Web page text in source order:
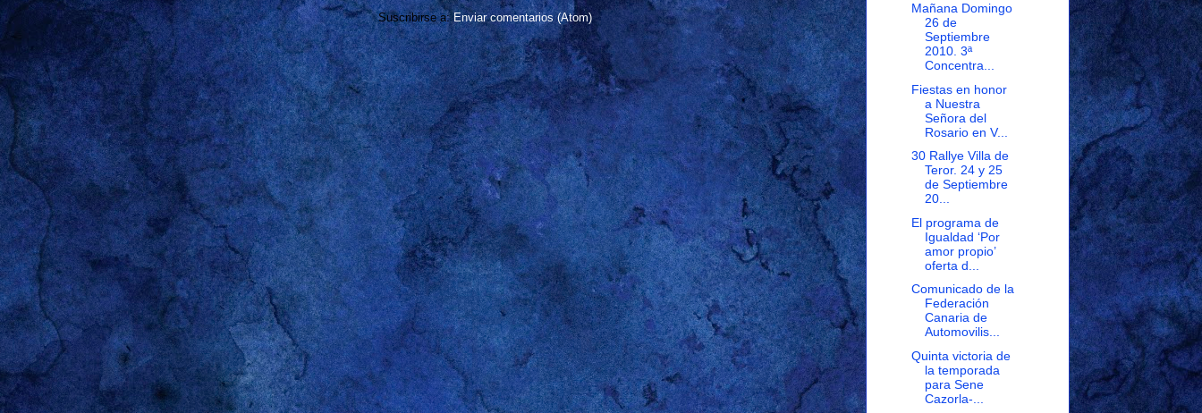
Suscribirse a:Enviar comentarios (Atom)
Mañana Domingo
26 de
Septiembre
2010. 3ª
Concentra...
Fiestas en honor
a Nuestra
Señora del
Rosario en V...
30 Rallye Villa de
Teror. 24 y 25
de Septiembre
20...
El programa de
Igualdad ‘Por
amor propio’
oferta d...
Comunicado de la
Federación
Canaria de
Automovilis...
Quinta victoria de
la temporada
para Sene
Cazorla-...